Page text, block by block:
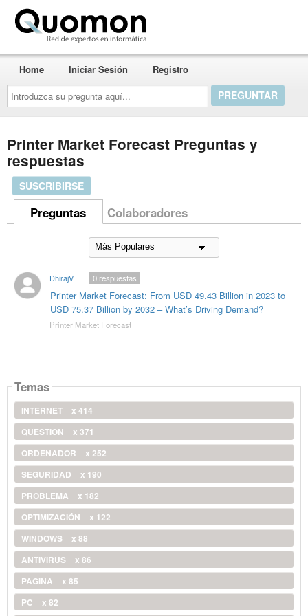
Introduzca
su
pregunta
aquí...
Home Iniciar Sesión Registro
Printer Market Forecast Preguntas y
respuestas
SUSCRIBIRSE
Preguntas Colaboradores
DhirajV
Printer Market Forecast: From USD 49.43 Billion in 2023 to
USD 75.37 Billion by 2032 – What’s Driving Demand?
0respuestas
Printer Market Forecast
Temas
INTERNET
x 414
QUESTION
x 371
ORDENADOR
x 252
SEGURIDAD
x 190
PROBLEMA
x 182
OPTIMIZACIÓN
x 122
WINDOWS
x 88
ANTIVIRUS
x 86
PAGINA
x 85
PC
x 82